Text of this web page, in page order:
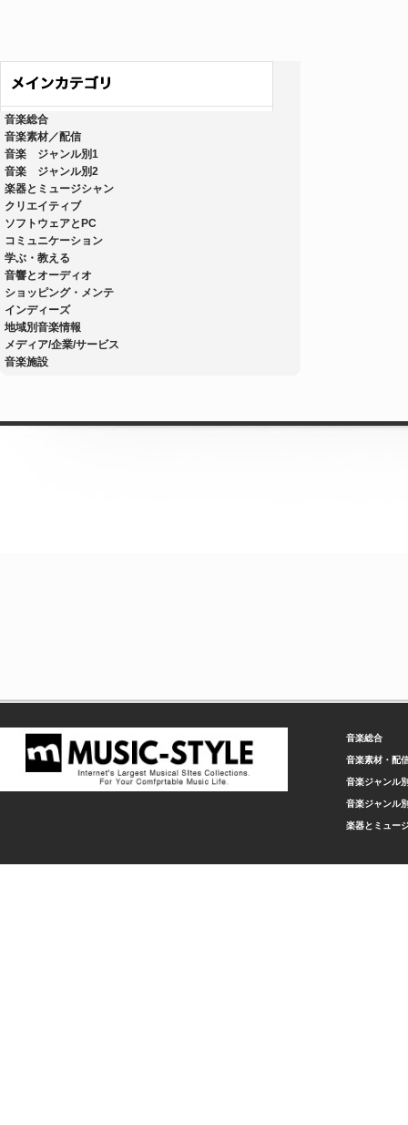
音楽総合
音楽素材／配信
音楽 ジャンル別1
音楽 ジャンル別2
楽器とミュージシャン
クリエイティブ
ソフトウェアとPC
コミュニケーション
学ぶ・教える
音響とオーディオ
ショッピング・メンテ
インディーズ
地域別音楽情報
メディア/企業/サービス
音楽施設
音楽総合
音楽素材・配
音楽ジャンル
音楽ジャンル
楽器とミュー